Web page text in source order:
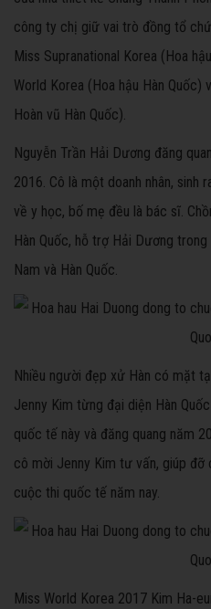
công ty chị giữ vai trò đồng tổ
Miss Supranational Korea (Hoa
World Korea (Hoa hậu Hàn Quốc)
Hoàn vũ Hàn Quốc).
Nguyễn Trần Hải Dương đăng
2016. Cô là một doanh nhân, sinh
về y học, bố mẹ đều là bác sĩ.
Hàn Quốc, hỗ trợ Hải Dương
Nam và Hàn Quốc.
Nhiều người đẹp xử Hàn có mặt
Jenny Kim từng đại diện Hàn
quốc tế này và đăng quang năm
cô mời Jenny Kim tư vấn, giúp
cuộc thi quốc tế năm nay.
Miss World Korea 2017 Kim Ha-